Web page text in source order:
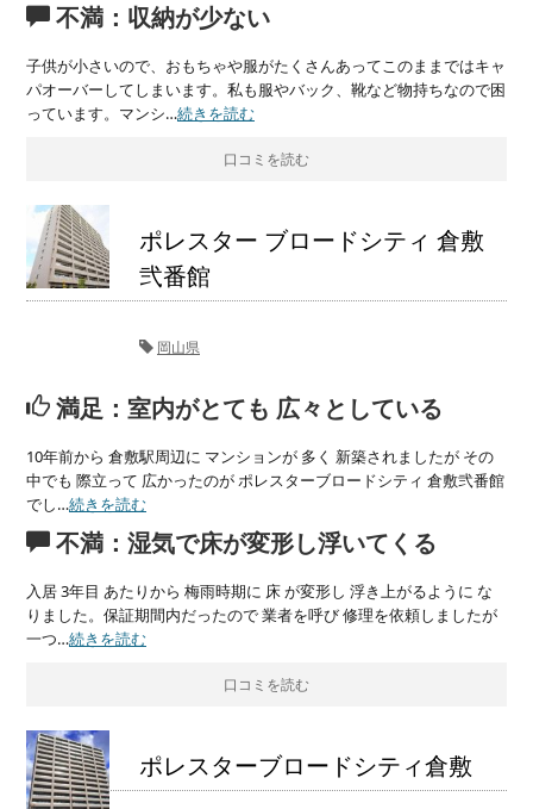
不満：収納が少ない
子供が小さいので、おもちゃや服がたくさんあってこのままではキャ
パオーバーしてしまいます。私も服やバック、靴など物持ちなので困
っています。マンシ…続きを読む
口コミを読む
ポレスター ブロードシティ 倉敷
弐番館
岡山県
満足：室内がとても 広々としている
10年前から 倉敷駅周辺に マンションが 多く 新築されましたが その
中でも 際立って 広かったのが ポレスターブロードシティ 倉敷弐番館
でし…続きを読む
不満：湿気で床が変形し浮いてくる
入居 3年目 あたりから 梅雨時期に 床 が変形し 浮き上がるように な
りました。保証期間内だったので 業者を呼び 修理を依頼しましたが
一つ…続きを読む
口コミを読む
ポレスターブロードシティ倉敷